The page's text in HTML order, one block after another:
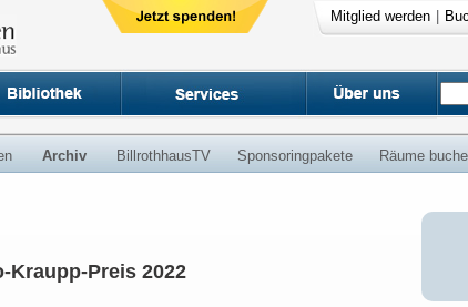
Mitglied werden
Archiv BillrothhausTV Sponsoringpakete Räume
Kraupp-Preis 2022